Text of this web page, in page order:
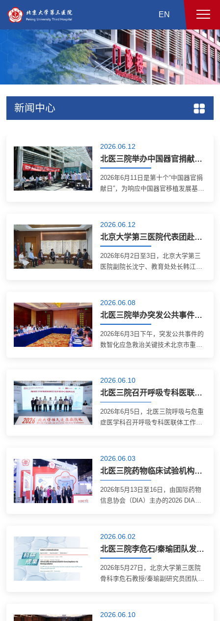
EN
新闻中心
2026.06.12
北医三院举办中国器官捐献日主题义诊活动
2026年6月11日是第十个“中国器官捐
献日”，为响应中国器官移植发展基金
三院举办了主题义诊活动。活动旨在
播撒“器官捐献、生命接力”理念种
子，助力我国人体器官捐献和移植事
业高质量发展。义诊活动现场本次活
动由医务处和泌尿外科联合组织，并
为前来咨询的患者及家属提供专业诊
疗建议；...
2026.06.12
北京大学第三医院代表团赴澳门科技大学交流访问
2026年6月2日至3日，北京大学第三
医院副院长沈宁、教育处处长韩江
流访问，旨在深化两校在药学及相关
领域的教学与科研合作，探索合作新
模式。校级会晤暨药学学科发展学术
研讨6月3日上午，澳门科技大学副校
长谭广亨与北医三院代表团举行校级
院绩效考核中，...
2026.06.08
北医三院举办突发公共事件的数智化应急救治关键技术北京市重点实验室启动会
2026年6月3日下午，突发公共事件的
数智化应急救治关键技术北京市重点
实验室是由北医三院作为依托单位，
联合北京大学软件工程国家工程研究
中心、北京大学电子学院/信息与通信
研究所和北京嘉和美康信息技术有限
公司携手共建。启动会会场北京大学
何戈，北京大学科研部部长谢冰，...
2026.06.10
北医三院召开呼吸专科医联体工作会议
2026年6月5日，北医三院呼吸与危重
症医学科召开呼吸专科医联体工作会
呼吸专病医联体阶段成果，推动“四大
慢病”国家重大科技专项在基层的转化
实践。北京市海淀区医院管理中心主
任赵海，北医三院呼吸与危重症医学
科主任孙永昌、副主任陈亚红，以及
推动优质医疗资源下沉、...
2026.06.03
北医三院药物临床试验机构参加2026 DIA大会
2026年5月13日至16日，由国际药物
信息协会（DIA）主办的2026 DIA药
创新价值”为主题，汇聚40多个国家和
地区的医药创新领域的专业人士参会
交流。北医三院受邀参会并设立展
台。北医三院展台我院药物临床试验
机构主任李海燕教授作为国内学术界
的圆桌讨论，结合行业监管新要
2026.06.02
北医三院李危石/秦瑜团队发表成果 研发4D金属骨植入物促骨再生
2026年5月27日，北京大学第三医院
骨科李危石教授/秦瑜副研究员团队联
助理教授在权威期刊Nature
2026.06.10